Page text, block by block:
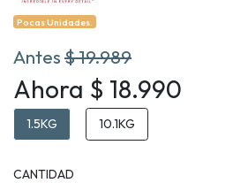
Pocas Unidades.
Antes$ 19.989
Ahora $ 18.990
1.5KG 10.1KG
CANTIDAD